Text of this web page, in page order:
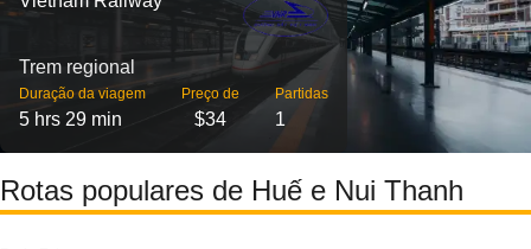
Trem regional
Duração da viagem
5 hrs 29 min
Preço de
$34
Partidas
1
Rotas populares de Huế e Nui Thanh